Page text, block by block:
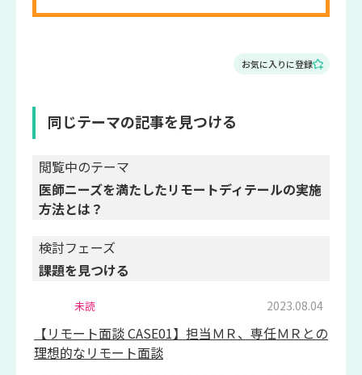
お気に入りに登録
同じテーマの記事を見つける
閲覧中のテーマ
医師ニーズを満たしたリモートディテールの実施
方法とは？
検討フェーズ
課題を見つける
未読
【リモート面談 CASE01】担当ＭＲ、専任ＭＲとの
理想的なリモート面談
2023.08.04